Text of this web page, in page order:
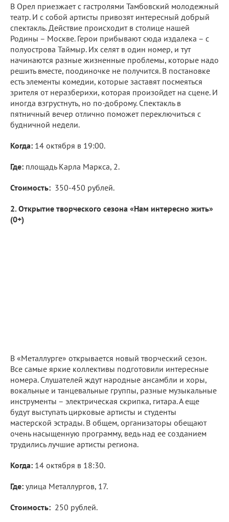
В Орел приезжает с гастролями Тамбовский молодежный
театр. И с собой артисты привозят интересный добрый
спектакль. Действие происходит в столице нашей
Родины – Москве. Герои прибывают сюда издалека – с
полуострова Таймыр. Их селят в один номер, и тут
начинаются разные жизненные проблемы, которые надо
решить вместе, поодиночке не получится. В постановке
есть элементы комедии, которые заставят посмеяться
зрителя от неразберихи, которая произойдет на сцене. И
иногда взгрустнуть, но по-доброму. Спектакль в
пятничный вечер отлично поможет переключиться с
будничной недели.
Когда: 14 октября в 19:00.
Где: площадь Карла Маркса, 2.
Стоимость: 350-450 рублей.
2. Открытие творческого сезона «Нам интересно жить»
(0+)
В «Металлурге» открывается новый творческий сезон.
Все самые яркие коллективы подготовили интересные
номера. Слушателей ждут народные ансамбли и хоры,
вокальные и танцевальные группы, разные музыкальные
инструменты – электрическая скрипка, гитара. А еще
будут выступать цирковые артисты и студенты
мастерской эстрады. В общем, организаторы обещают
очень насыщенную программу, ведь над ее созданием
трудились лучшие артисты региона.
Когда: 14 октября в 18:30.
Где: улица Металлургов, 17.
Стоимость: 250 рублей.